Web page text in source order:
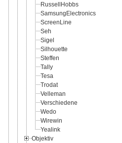
RussellHobbs
SamsungElectronics
ScreenLine
Seh
Sigel
Silhouette
Steffen
Tally
Tesa
Trodat
Velleman
Verschiedene
Wedo
Wirewin
Yealink
Objektiv